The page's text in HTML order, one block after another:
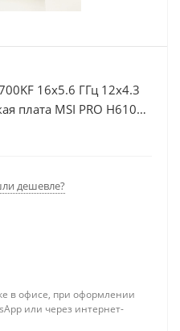
16x5.6 ГГц 12x4.3
плата MSI PRO H610M-
16Гб, Память
дешевле?
в офисе, при оформлении
или через интернет-